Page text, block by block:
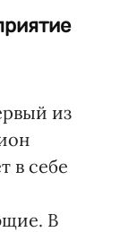
из
в себе
В